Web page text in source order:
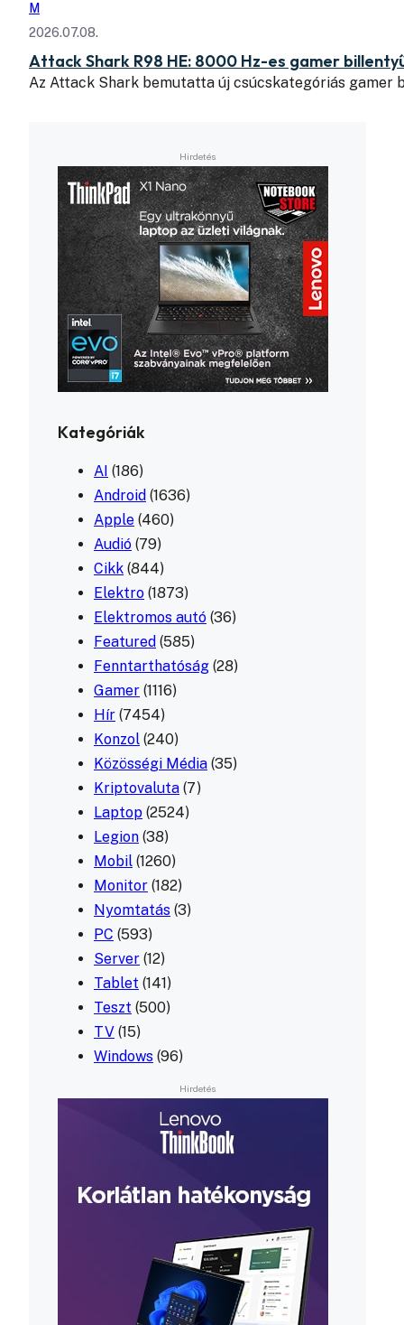
M
2026.07.08.
Attack Shark R98 HE: 8000 Hz-es gamer
Az Attack Shark bemutatta új csúcskategóriás gamer
Kategóriák
AI (186)
Android (1636)
Apple (460)
Audió (79)
Cikk (844)
Elektro (1873)
Elektromos autó (36)
Featured (585)
Fenntarthatóság (28)
Gamer (1116)
Hír (7454)
Konzol (240)
Közösségi Média (35)
Kriptovaluta (7)
Laptop (2524)
Legion (38)
Mobil (1260)
Monitor (182)
Nyomtatás (3)
PC (593)
Server (12)
Tablet (141)
Teszt (500)
TV (15)
Windows (96)